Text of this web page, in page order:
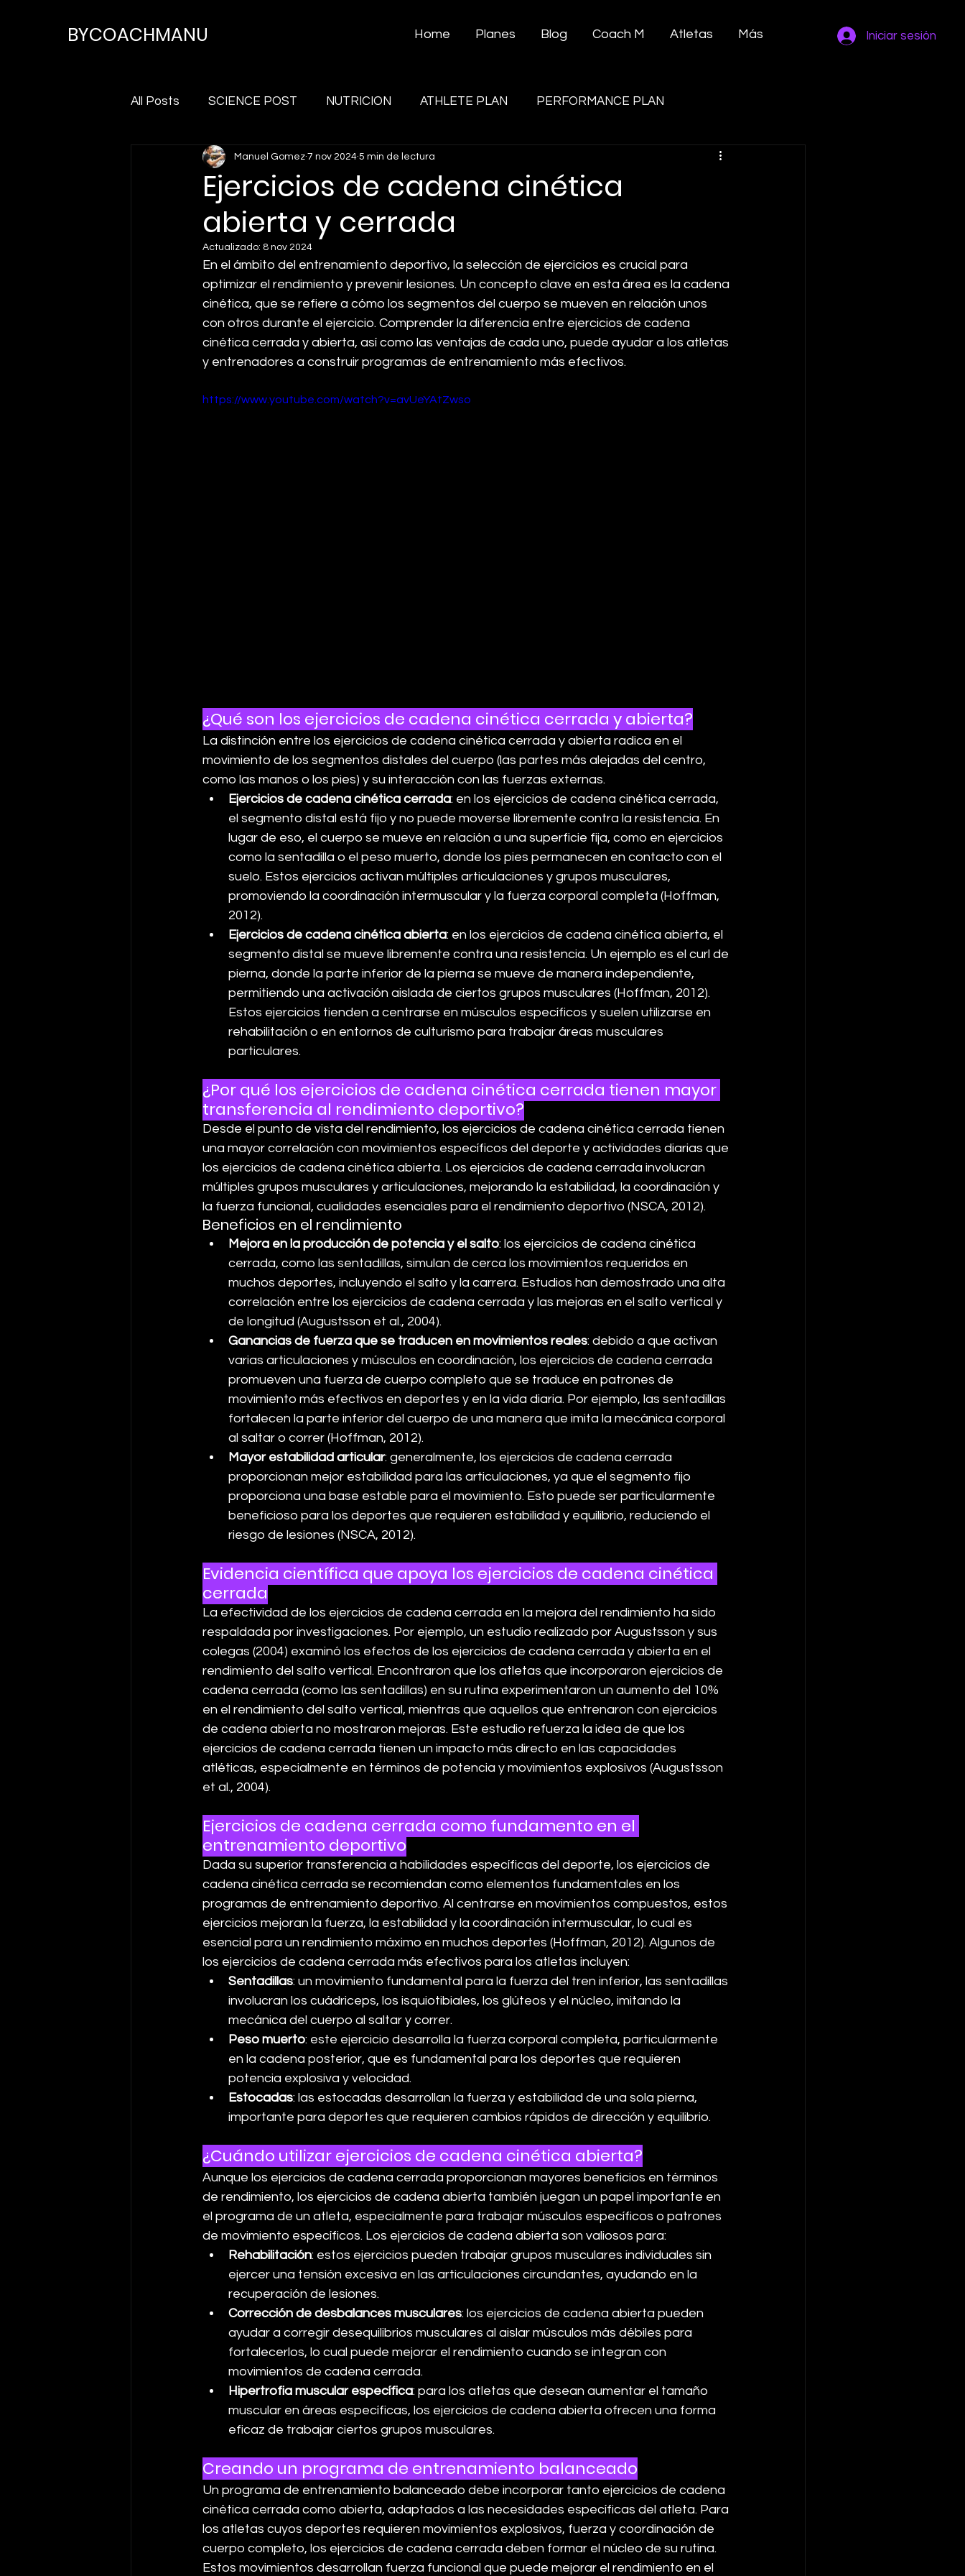
Home Planes Blog Coach M Atletas Más Iniciar sesión
BYCOACHMANU
All Posts SCIENCE POST NUTRICION ATHLETE PLAN PERFORMANCE PLAN
Ejercicios de cadena cinética
abierta y cerrada
Manuel Gomez 7 nov 2024 5 min de lectura
Actualizado: 8 nov 2024
En el ámbito del entrenamiento deportivo, la selección de ejercicios es crucial para
optimizar el rendimiento y prevenir lesiones. Un concepto clave en esta área es la cadena
cinética, que se refiere a cómo los segmentos del cuerpo se mueven en relación unos
con otros durante el ejercicio. Comprender la diferencia entre ejercicios de cadena
cinética cerrada y abierta, así como las ventajas de cada uno, puede ayudar a los atletas
y entrenadores a construir programas de entrenamiento más efectivos.
https://www.youtube.com/watch?v=avUeYAtZwso
¿Qué son los ejercicios de cadena cinética cerrada y abierta?
La distinción entre los ejercicios de cadena cinética cerrada y abierta radica en el
movimiento de los segmentos distales del cuerpo (las partes más alejadas del centro,
como las manos o los pies) y su interacción con las fuerzas externas.
Ejercicios de cadena cinética cerrada: en los ejercicios de cadena cinética cerrada,
el segmento distal está fijo y no puede moverse libremente contra la resistencia. En
lugar de eso, el cuerpo se mueve en relación a una superficie fija, como en ejercicios
como la sentadilla o el peso muerto, donde los pies permanecen en contacto con el
suelo. Estos ejercicios activan múltiples articulaciones y grupos musculares,
promoviendo la coordinación intermuscular y la fuerza corporal completa (Hoffman,
2012).
Ejercicios de cadena cinética abierta: en los ejercicios de cadena cinética abierta, el
segmento distal se mueve libremente contra una resistencia. Un ejemplo es el curl de
pierna, donde la parte inferior de la pierna se mueve de manera independiente,
permitiendo una activación aislada de ciertos grupos musculares (Hoffman, 2012).
Estos ejercicios tienden a centrarse en músculos específicos y suelen utilizarse en
rehabilitación o en entornos de culturismo para trabajar áreas musculares
particulares.
¿Por qué los ejercicios de cadena cinética cerrada tienen mayor
transferencia al rendimiento deportivo?
Desde el punto de vista del rendimiento, los ejercicios de cadena cinética cerrada tienen
una mayor correlación con movimientos específicos del deporte y actividades diarias que
los ejercicios de cadena cinética abierta. Los ejercicios de cadena cerrada involucran
múltiples grupos musculares y articulaciones, mejorando la estabilidad, la coordinación y
la fuerza funcional, cualidades esenciales para el rendimiento deportivo (NSCA, 2012).
Beneficios en el rendimiento
Mejora en la producción de potencia y el salto: los ejercicios de cadena cinética
cerrada, como las sentadillas, simulan de cerca los movimientos requeridos en
muchos deportes, incluyendo el salto y la carrera. Estudios han demostrado una alta
correlación entre los ejercicios de cadena cerrada y las mejoras en el salto vertical y
de longitud (Augustsson et al., 2004).
Ganancias de fuerza que se traducen en movimientos reales: debido a que activan
varias articulaciones y músculos en coordinación, los ejercicios de cadena cerrada
promueven una fuerza de cuerpo completo que se traduce en patrones de
movimiento más efectivos en deportes y en la vida diaria. Por ejemplo, las sentadillas
fortalecen la parte inferior del cuerpo de una manera que imita la mecánica corporal
al saltar o correr (Hoffman, 2012).
Mayor estabilidad articular: generalmente, los ejercicios de cadena cerrada
proporcionan mejor estabilidad para las articulaciones, ya que el segmento fijo
proporciona una base estable para el movimiento. Esto puede ser particularmente
beneficioso para los deportes que requieren estabilidad y equilibrio, reduciendo el
riesgo de lesiones (NSCA, 2012).
Evidencia científica que apoya los ejercicios de cadena cinética
cerrada
La efectividad de los ejercicios de cadena cerrada en la mejora del rendimiento ha sido
respaldada por investigaciones. Por ejemplo, un estudio realizado por Augustsson y sus
colegas (2004) examinó los efectos de los ejercicios de cadena cerrada y abierta en el
rendimiento del salto vertical. Encontraron que los atletas que incorporaron ejercicios de
cadena cerrada (como las sentadillas) en su rutina experimentaron un aumento del 10%
en el rendimiento del salto vertical, mientras que aquellos que entrenaron con ejercicios
de cadena abierta no mostraron mejoras. Este estudio refuerza la idea de que los
ejercicios de cadena cerrada tienen un impacto más directo en las capacidades
atléticas, especialmente en términos de potencia y movimientos explosivos (Augustsson
et al., 2004).
Ejercicios de cadena cerrada como fundamento en el
entrenamiento deportivo
Dada su superior transferencia a habilidades específicas del deporte, los ejercicios de
cadena cinética cerrada se recomiendan como elementos fundamentales en los
programas de entrenamiento deportivo. Al centrarse en movimientos compuestos, estos
ejercicios mejoran la fuerza, la estabilidad y la coordinación intermuscular, lo cual es
esencial para un rendimiento máximo en muchos deportes (Hoffman, 2012). Algunos de
los ejercicios de cadena cerrada más efectivos para los atletas incluyen:
Sentadillas: un movimiento fundamental para la fuerza del tren inferior, las sentadillas
involucran los cuádriceps, los isquiotibiales, los glúteos y el núcleo, imitando la
mecánica del cuerpo al saltar y correr.
Peso muerto: este ejercicio desarrolla la fuerza corporal completa, particularmente
en la cadena posterior, que es fundamental para los deportes que requieren
potencia explosiva y velocidad.
Estocadas: las estocadas desarrollan la fuerza y estabilidad de una sola pierna,
importante para deportes que requieren cambios rápidos de dirección y equilibrio.
¿Cuándo utilizar ejercicios de cadena cinética abierta?
Aunque los ejercicios de cadena cerrada proporcionan mayores beneficios en términos
de rendimiento, los ejercicios de cadena abierta también juegan un papel importante en
el programa de un atleta, especialmente para trabajar músculos específicos o patrones
de movimiento específicos. Los ejercicios de cadena abierta son valiosos para:
Rehabilitación: estos ejercicios pueden trabajar grupos musculares individuales sin
ejercer una tensión excesiva en las articulaciones circundantes, ayudando en la
recuperación de lesiones.
Corrección de desbalances musculares: los ejercicios de cadena abierta pueden
ayudar a corregir desequilibrios musculares al aislar músculos más débiles para
fortalecerlos, lo cual puede mejorar el rendimiento cuando se integran con
movimientos de cadena cerrada.
Hipertrofia muscular específica: para los atletas que desean aumentar el tamaño
muscular en áreas específicas, los ejercicios de cadena abierta ofrecen una forma
eficaz de trabajar ciertos grupos musculares.
Creando un programa de entrenamiento balanceado
Un programa de entrenamiento balanceado debe incorporar tanto ejercicios de cadena
cinética cerrada como abierta, adaptados a las necesidades específicas del atleta. Para
los atletas cuyos deportes requieren movimientos explosivos, fuerza y coordinación de
cuerpo completo, los ejercicios de cadena cerrada deben formar el núcleo de su rutina.
Estos movimientos desarrollan fuerza funcional que puede mejorar el rendimiento en el